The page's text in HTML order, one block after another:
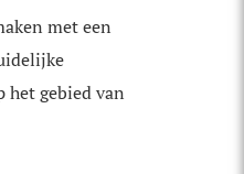
met een
het gebied van